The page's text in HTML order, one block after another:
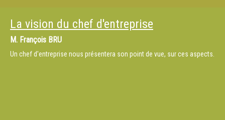
La vision du chef d'entreprise
M. François BRU
Un chef d'entreprise nous présentera son point de vue, sur ces aspects.